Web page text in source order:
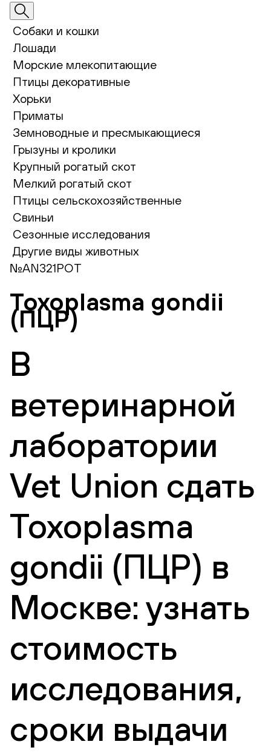
Собаки и кошки
Лошади
Морские млекопитающие
Птицы декоративные
Хорьки
Приматы
Земноводные и пресмыкающиеся
Грызуны и кролики
Крупный рогатый скот
Мелкий рогатый скот
Птицы сельскохозяйственные
Свиньи
Сезонные исследования
Другие виды животных
№AN321РОТ
Toxoplasma gondii
(ПЦР)
В
ветеринарной
лаборатории
Vet Union сдать
Toxoplasma
gondii (ПЦР) в
Москве: узнать
стоимость
исследования,
сроки выдачи